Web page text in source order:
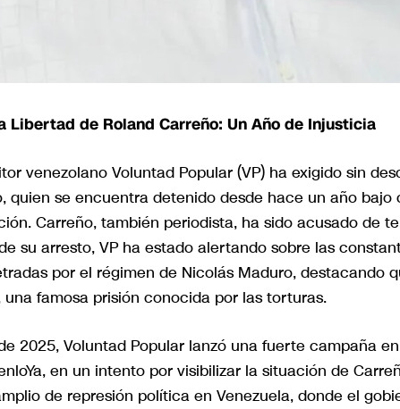
Libertad de Roland Carreño: Un Año de Injusticia
venezolano Voluntad Popular (VP) ha exigido sin
quien se encuentra detenido desde hace un año
Carreño, también periodista, ha sido acusado de
su arresto, VP ha estado alertando sobre las
por el régimen de Nicolás Maduro, destacando
una famosa prisión conocida por las torturas.
2025, Voluntad Popular lanzó una fuerte campaña
en un intento por visibilizar la situación de
de represión política en Venezuela, donde el